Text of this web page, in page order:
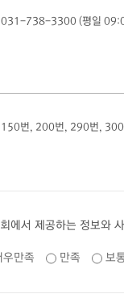
031-738-3300 (평일
150번, 200번, 290번,
에서 제공하는 정보와
우만족 만족 보